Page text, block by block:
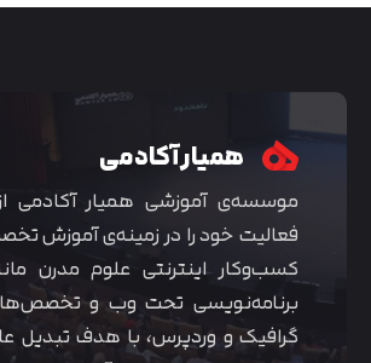
همیار آکادمی
فعالیت خود را در زمینه‌ی آموزش
کسب‌و‌کار اینترنتی علوم مدرن
برنامه‌نویسی تحت وب و
گرافیک و وردپرس، با هدف تبدیل
متوجه شدم